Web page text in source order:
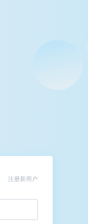
注册新用户